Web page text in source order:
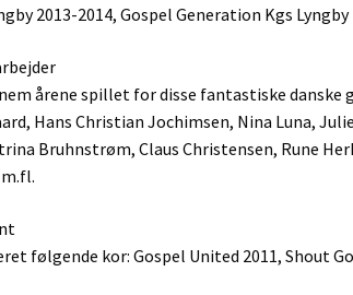
2013-2014, Gospel Generation Kgs
årene spillet for disse fantastiske danske
Hans Christian Jochimsen, Nina Luna,
Bruhnstrøm, Claus Christensen, Rune
følgende kor: Gospel United 2011, Shout